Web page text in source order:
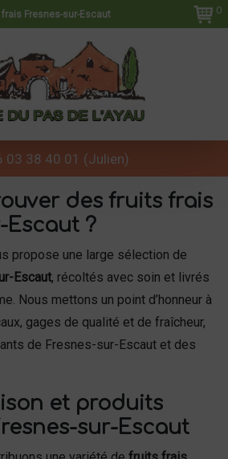
Fresnes-sur-Escaut 0
03 38 40 01 (Julien)
des fruits frais
Escaut ?
propose une large sélection de
Escaut, récoltés avec soin et livrés
Nous mettons un point d’honneur à
gages de qualité et de fraîcheur,
de Fresnes-sur-Escaut et des
et produits
sur-Escaut
cookies